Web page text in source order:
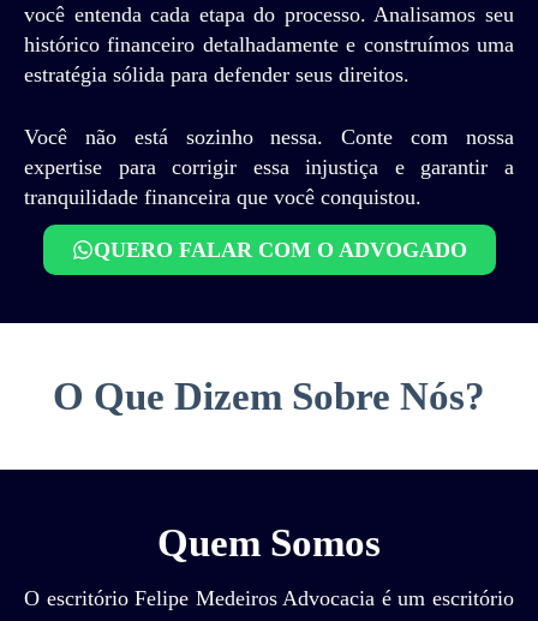
você entenda cada etapa do processo. Analisamos seu
histórico financeiro detalhadamente e construímos uma
estratégia sólida para defender seus direitos.
Você não está sozinho nessa. Conte com nossa
expertise para corrigir essa injustiça e garantir a
tranquilidade financeira que você conquistou.
QUERO FALAR COM O ADVOGADO
O Que Dizem Sobre Nós?
Quem Somos
O escritório Felipe Medeiros Advocacia é um escritório